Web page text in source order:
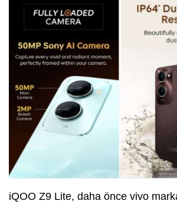
iQOO Z9 Lite, daha önce vivo